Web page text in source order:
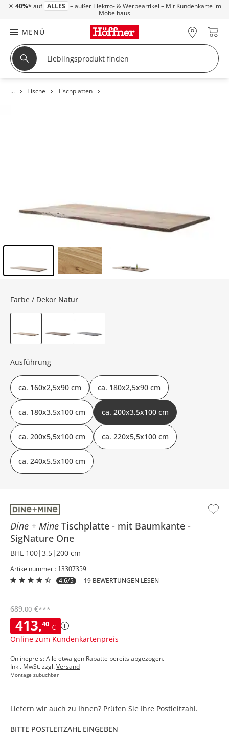
☀ 40%* auf ALLES – außer Elektro- & Werbeartikel – Mit Kundenkarte im
Möbelhaus
MENÜ
Tische Tischplatten
Dine + Mine Tischplatte
mit Baumkante
SigNature One
BHL 100|3,5|200 cm
Artikelnummer : 13307359
4.6/5
19 BEWERTUNGEN LESEN
413,40 €
Online zum Kundenkartenpreis
689,00 €***
Onlinepreis: Alle etwaigen Rabatte bereits abgezogen.
Inkl. MwSt. zzgl.Versand
Montage zubuchbar
Farbe / Dekor Natur
Ausführung
ca. 160x2,5x90 cm ca. 180x2,5x90 cm
ca. 180x3,5x100 cm ca. 200x3,5x100 cm
ca. 200x5,5x100 cm ca. 220x5,5x100 cm
ca. 240x5,5x100 cm
Liefern wir auch zu Ihnen? Prüfen Sie Ihre Postleitzahl.
BITTE POSTLEITZAHL EINGEBEN